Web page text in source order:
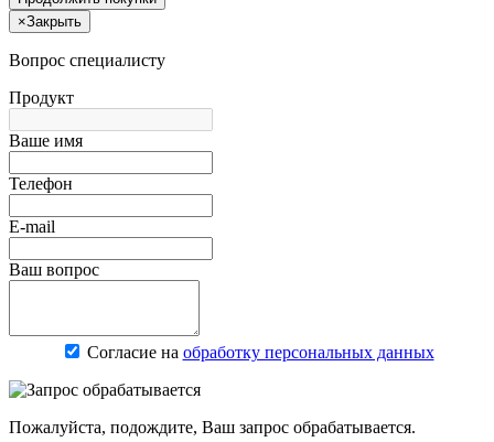
×Закрыть
Вопрос специалисту
Продукт
Ваше имя
Телефон
E-mail
Ваш вопрос
Согласие на обработку персональных данных
Пожалуйста, подождите, Ваш запрос обрабатывается.